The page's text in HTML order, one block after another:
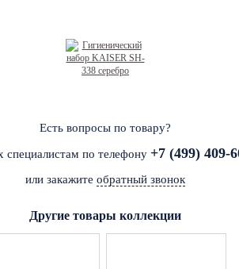
Есть вопросы по товару?
специалистам по телефону +7 (499) 409-
или закажите обратный звонок
Другие товары коллекции